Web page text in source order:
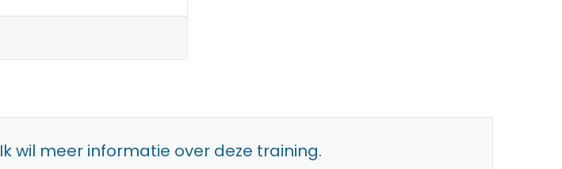
Ik wil meer informatie over deze training.